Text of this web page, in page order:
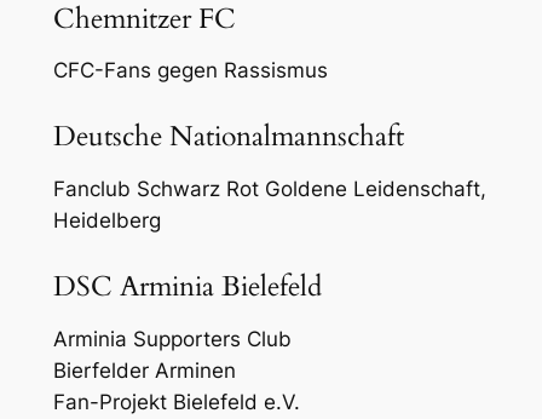
Chemnitzer FC
CFC-Fans gegen Rassismus
Deutsche Nationalmannschaft
Fanclub Schwarz Rot Goldene Leidenschaft,
Heidelberg
DSC Arminia Bielefeld
Arminia Supporters Club
Bierfelder Arminen
Fan-Projekt Bielefeld e.V.